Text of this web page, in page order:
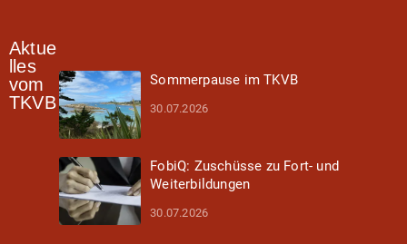
Aktue
lles
vom
TKVB
Sommerpause im TKVB
30.07.2026
FobiQ: Zuschüsse zu Fort- und
Weiterbildungen
30.07.2026